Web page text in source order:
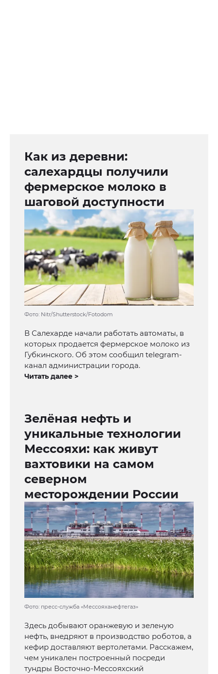
Как из деревни:
салехардцы получили
фермерское молоко в
шаговой доступности
Фото: Nitr/Shutterstock/Fotodom
В Салехарде начали работать автоматы, в
которых продается фермерское молоко из
Губкинского. Об этом сообщил telegram-
канал администрации города.
Читать далее >
Зелёная нефть и
уникальные технологии
Мессояхи: как живут
вахтовики на самом
северном
месторождении России
Фото: пресс-служба «Мессояханефтегаз»
Здесь добывают оранжевую и зеленую
нефть, внедряют в производство роботов, а
кефир доставляют вертолетами. Расскажем,
чем уникален построенный посреди
тундры Восточно-Мессояхский